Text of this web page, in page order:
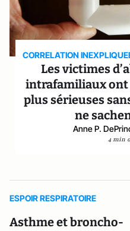
CORRELATION
Les victimes
intrafamiliaux ont
plus sérieuses
ne
Anne P.
4 min
ESPOIR RESPIRATOIRE
Asthme et broncho-